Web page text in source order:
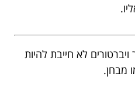
לא חייבת להיות
מבחן.